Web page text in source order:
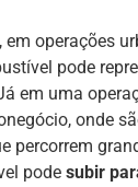
em operações
pode
em uma
onde
percorrem
pode subir